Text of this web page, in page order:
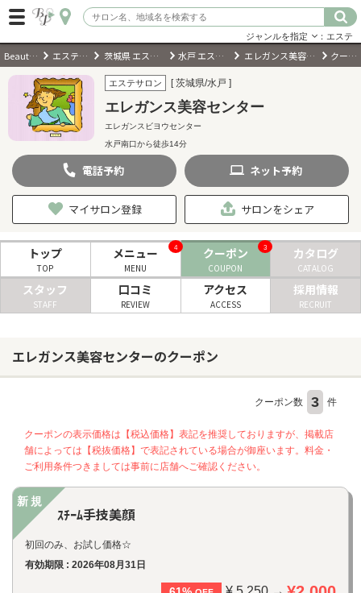
ログイン
会員登録 （無料）
キーワード検索
ジャンルを選択
キーワードで検索
現在地から探す
ネイルサロン
まつげサロン
エステサロン
リラクゼーションサロン
美容クリニック
ジャンルを指定 ：エステ
BeautyPark エステサロン 茨城県 エステサロン 水戸 エステサロン エレガンス美容センター クーポン
エステサロン [ 茨城県/水戸 ]
エレガンス美容センター
エレガンスビヨウセンター
水戸南口から徒歩14分
電話予約 ネット予約
マイサロン登録 サロンをシェア
トップ
TOP
メニュー
MENU
4 クーポン
COUPON
3 カタログ
CATALOG
スタッフ
STAFF
口コミ
REVIEW
アクセス
ACCESS
採用情報
RECRUIT
エレガンス美容センターのクーポン
クーポン数 3 件
クーポンの表示価格は【税込価格】表記を推奨しておりますが、掲載店
舗によっては【税抜価格】で表記されている場合が御座います。料金・
ご利用条件つきましては事前に店舗へご確認ください。
新規
ｽﾁｰﾑ手技美顔
初回のみ、お試し価格☆
有効期限 : 2026年08月31日